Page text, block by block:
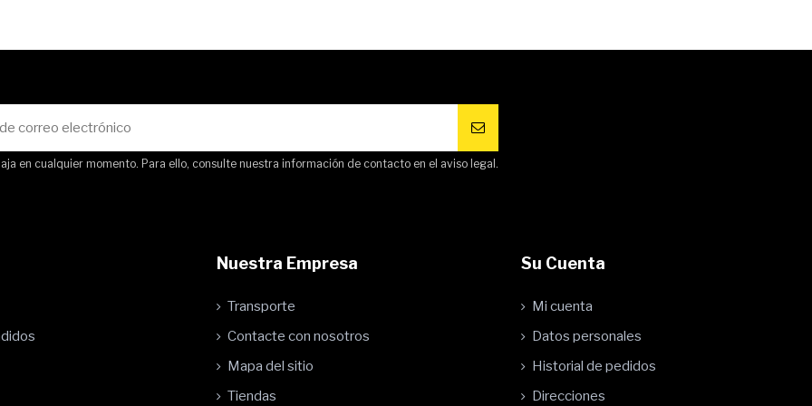
en cualquier momento. Para ello, consulte nuestra información de contacto en el aviso legal.
Nuestra Empresa
Transporte
Contacte con nosotros
Mapa del sitio
Tiendas
Su Cuenta
Mi cuenta
Datos personales
Historial de pedidos
Direcciones